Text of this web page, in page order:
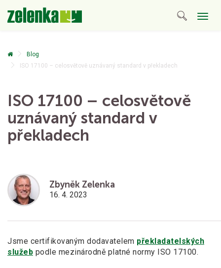
Blog
ISO 17100 – celosvětově uznávaný standard v překladech
ISO 17100 – celosvětově
uznávaný standard v
překladech
Zbyněk Zelenka
16. 4. 2023
Jsme certifikovaným dodavatelem překladatelských
služeb podle mezinárodně platné normy ISO 17100.